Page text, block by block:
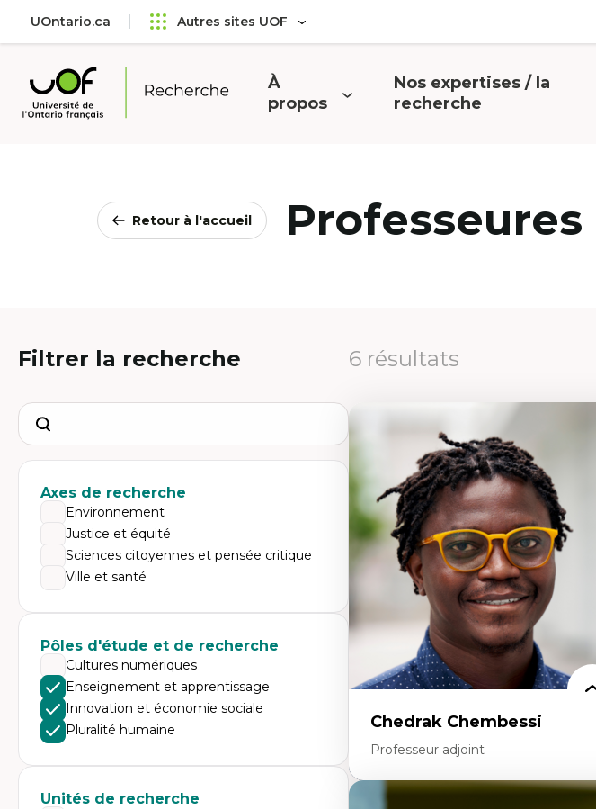
principal
UOntario.ca Autres sites UOF
Université
Ouvrir
À
propos
Ouvrir
Nos expertises / la
recherche
Retour à l'accueil
Filtrer la recherche
Search
Axes de recherche
Environnement
Justice et équité
Sciences citoyennes et pensée critique
Ville et santé
Pôles d'étude et de recherche
Cultures numériques
Enseignement et apprentissage
Innovation et économie sociale
Pluralité humaine
Unités de recherche
6 résultats
Chedrak Chembessi
Professeur adjoint